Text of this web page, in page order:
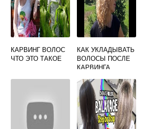
КАРВИНГ ВОЛОС
ЧТО ЭТО ТАКОЕ
КАК УКЛАДЫВАТЬ
ВОЛОСЫ ПОСЛЕ
КАРВИНГА